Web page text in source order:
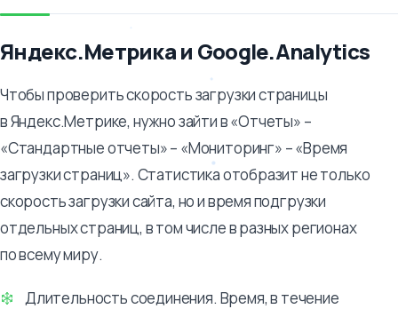
Яндекс.Метрика и Google.Analytics
Чтобы проверить скорость загрузки страницы
в Яндекс.Метрике, нужно зайти в «Отчеты» –
«Стандартные отчеты» – «Мониторинг» – «Время
загрузки страниц». Статистика отобразит не только
скорость загрузки сайта, но и время подгрузки
отдельных страниц, в том числе в разных регионах
по всему миру.
Длительность соединения. Время, в течение